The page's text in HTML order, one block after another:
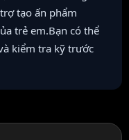
tạo ấn phẩm
trẻ em.Bạn có thể
kiểm tra kỹ trước